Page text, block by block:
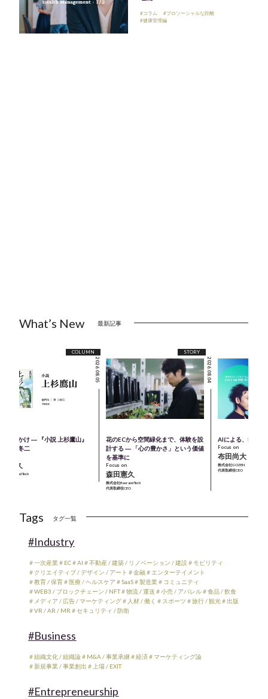
#コラム
#プロソーシャルな距離
#健康管理編
What’s New 最新記事
COLUMN
2026.08.05
きっかけ ― 『小説 上杉鷹山』
童門冬二
田憲久
会社Beer and Tech
STORY
2026.08.04
花のECから空間緑化まで、体験を設
計する ― 「心の豊かさ」という価値
を基準に
Focus on
森田憲久
株式会社Beer and Tech
代表取締役CEO
AIによる、M＆A
Focus on
布田尚大
株式会社GOZEN
代表取締役CEO
Tags タグ一覧
#Industry
＃一次産業＃EC＃AI ＃不動産 / 建築 / リノベーション / 建設 ＃モビリティ
＃クリエイティブ / デザイン / アート ＃金融＃エンターテイメント
＃教育 / 保育＃医療 / ヘルスケア ＃SaaS＃製造業＃コミュニティ
＃WEB3 / ブロックチェーン / NFT＃物流 / 運送 ＃小売 / アパレル＃食品 / 飲食
＃メディア / 広告 / マーケティング＃人材 / 働く ＃スポーツ ＃旅行 / 観光＃出版
＃VR / AR / MR＃セキュリティ / 防衛
#Business
＃組織文化 / 組織論＃M&A / 事業承継＃経済＃マーケティング論
＃新規事業 / 事業創出 ＃上場 / EXIT
#Entrepreneurship